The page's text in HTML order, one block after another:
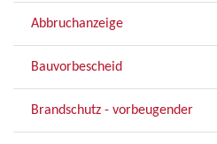
Abbruchanzeige
Bauvorbescheid
Brandschutz - vorbeugender